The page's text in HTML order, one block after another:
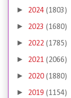
► 2024 (1803)
► 2023 (1680)
► 2022 (1785)
► 2021 (2066)
► 2020 (1880)
► 2019 (1154)